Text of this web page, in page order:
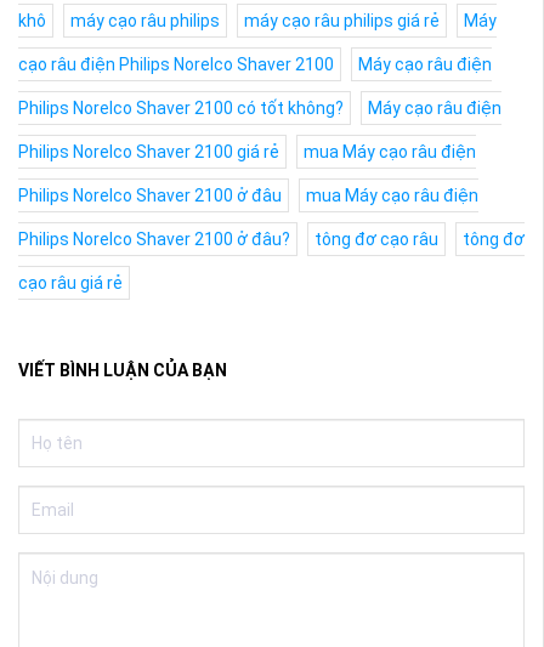
khô máy cạo râu philips máy cạo râu philips giá rẻ Máy
cạo râu điện Philips Norelco Shaver 2100 Máy cạo râu điện
Philips Norelco Shaver 2100 có tốt không? Máy cạo râu điện
Philips Norelco Shaver 2100 giá rẻ mua Máy cạo râu điện
Philips Norelco Shaver 2100 ở đâu mua Máy cạo râu điện
Philips Norelco Shaver 2100 ở đâu? tông đơ cạo râu tông đơ
cạo râu giá rẻ
VIẾT BÌNH LUẬN CỦA BẠN